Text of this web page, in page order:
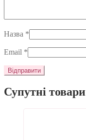
Назва *
Email *
Супутні товари